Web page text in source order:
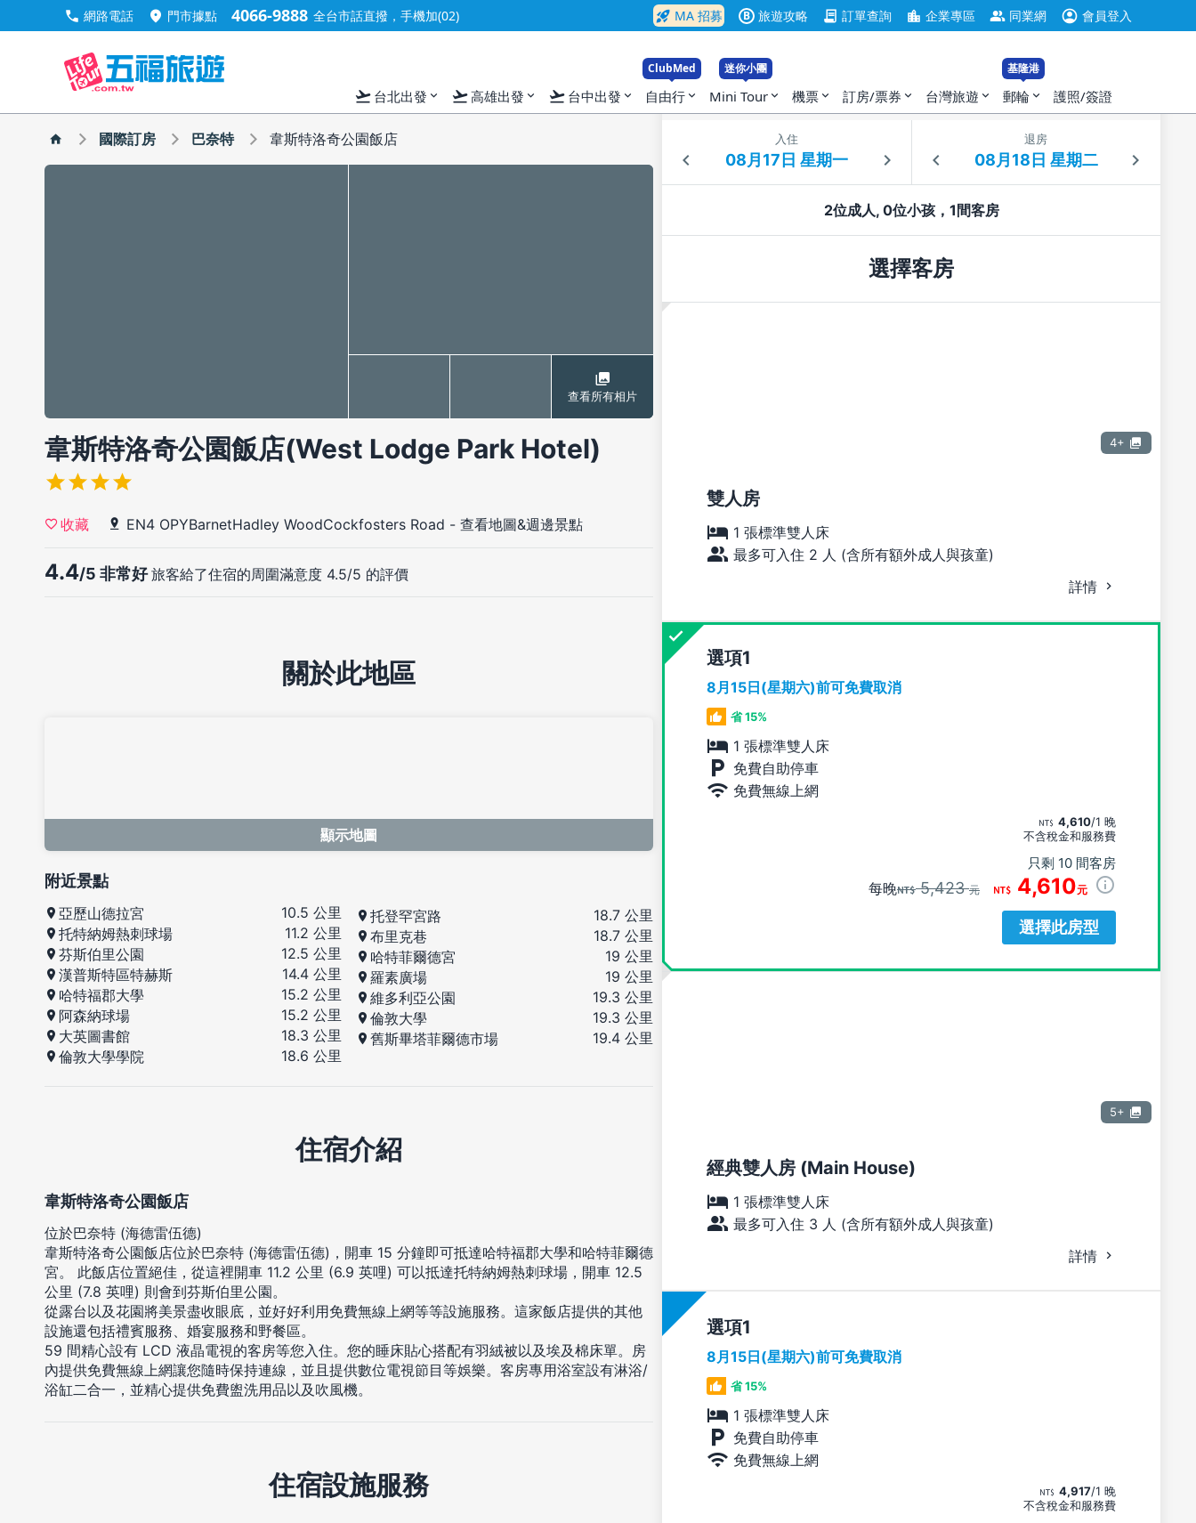
call 網路電話 location_on 門市據點 4066-9888 全台市話直撥，手機加(02) rocket_launch MA 招募 B 旅遊攻略 contract 訂單查詢 location_city 企業專區 group 同業網 account_circle 會員登入
flight_takeoff 台北出發 expand_more flight_takeoff高雄出發 expand_more flight_takeoff 台中出發 expand_more
ClubMed
自由行 expand_more
迷你小團
Mini Tour expand_more 機票 expand_more 訂房/票券 expand_more 台灣旅遊 expand_more
基隆港
郵輪 expand_more 護照/簽證
國際訂房 巴奈特 韋斯特洛奇公園飯店
查看所有相片
韋斯特洛奇公園飯店(West Lodge Park Hotel)
收藏 EN4 OPYBarnetHadley WoodCockfosters Road - 查看地圖&週邊景點
4.4/5 非常好旅客給了住宿的周圍滿意度 4.5/5 的評價
入住 退房
2位成人, 0位小孩，1間客房
選擇客房
4+
雙人房
1 張標準雙人床
最多可入住 2 人 (含所有額外成人與孩童)
詳情
選項
8月15日(星期六)前可免費取消
省 15%
1 張標準雙人床
免費自助停車
免費無線上網
4,610/1 晚
不含稅金和服務費
只剩 10 間客房
每晚 5,423元 4,610元
選擇此房型
5+
經典雙人房 (Main House)
1 張標準雙人床
最多可入住 3 人 (含所有額外成人與孩童)
詳情
選項
8月15日(星期六)前可免費取消
省 15%
1 張標準雙人床
免費自助停車
免費無線上網
4,917/1 晚
不含稅金和服務費
關於此地區
顯示地圖
附近景點
亞歷山德拉宮
10.5 公里
托特納姆熱刺球場
11.2 公里
芬斯伯里公園
12.5 公里
漢普斯特區特赫斯
14.4 公里
哈特福郡大學
15.2 公里
阿森納球場
15.2 公里
大英圖書館
18.3 公里
倫敦大學學院
18.6 公里
托登罕宮路
18.7 公里
布里克巷
18.7 公里
哈特菲爾德宮
19 公里
羅素廣場
19 公里
維多利亞公園
19.3 公里
倫敦大學
19.3 公里
舊斯畢塔菲爾德市場
19.4 公里
住宿介紹
韋斯特洛奇公園飯店
位於巴奈特 (海德雷伍德)
韋斯特洛奇公園飯店位於巴奈特 (海德雷伍德)，開車 15 分鐘即可抵達哈特福郡大學和哈特菲爾德
宮。 此飯店位置絕佳，從這裡開車 11.2 公里 (6.9 英哩) 可以抵達托特納姆熱刺球場，開車 12.5
公里 (7.8 英哩) 則會到芬斯伯里公園。
從露台以及花園將美景盡收眼底，並好好利用免費無線上網等等設施服務。這家飯店提供的其他
設施還包括禮賓服務、婚宴服務和野餐區。
59 間精心設有 LCD 液晶電視的客房等您入住。您的睡床貼心搭配有羽絨被以及埃及棉床單。房
內提供免費無線上網讓您隨時保持連線，並且提供數位電視節目等娛樂。客房專用浴室設有淋浴/
浴缸二合一，並精心提供免費盥洗用品以及吹風機。
住宿設施服務